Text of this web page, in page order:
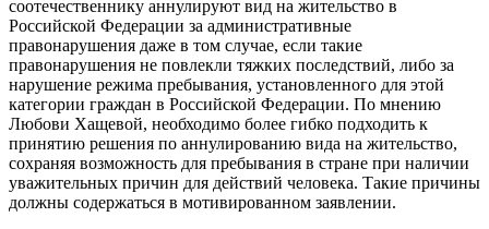
соотечественнику аннулируют вид на жительство в
Российской Федерации за административные
правонарушения даже в том случае, если такие
правонарушения не повлекли тяжких последствий, либо за
нарушение режима пребывания, установленного для этой
категории граждан в Российской Федерации. По мнению
Любови Хащевой, необходимо более гибко подходить к
принятию решения по аннулированию вида на жительство,
сохраняя возможность для пребывания в стране при наличии
уважительных причин для действий человека. Такие причины
должны содержаться в мотивированном заявлении.